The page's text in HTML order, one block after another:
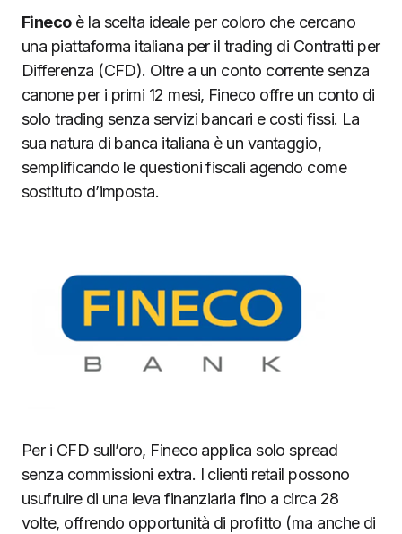
Finecoè la scelta ideale per coloro che cercano
una piattaforma italiana per il trading di Contratti per
Differenza (CFD). Oltre a un conto corrente senza
canone per i primi 12 mesi, Fineco offre un conto di
solo trading senza servizi bancari e costi fissi. La
sua natura di banca italiana è un vantaggio,
semplificando le questioni fiscali agendo come
sostituto d’imposta.
Per i CFD sull’oro, Fineco applica solo spread
senza commissioni extra. I clienti retail possono
usufruire di una leva finanziaria fino a circa 28
volte, offrendo opportunità di profitto (ma anche di